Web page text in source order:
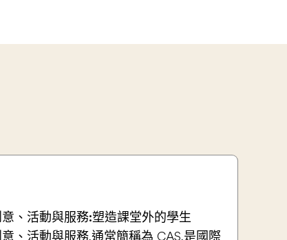
、活動與服務:塑造課堂外的學生
、活動與服務,通常簡稱為 CAS,是國際